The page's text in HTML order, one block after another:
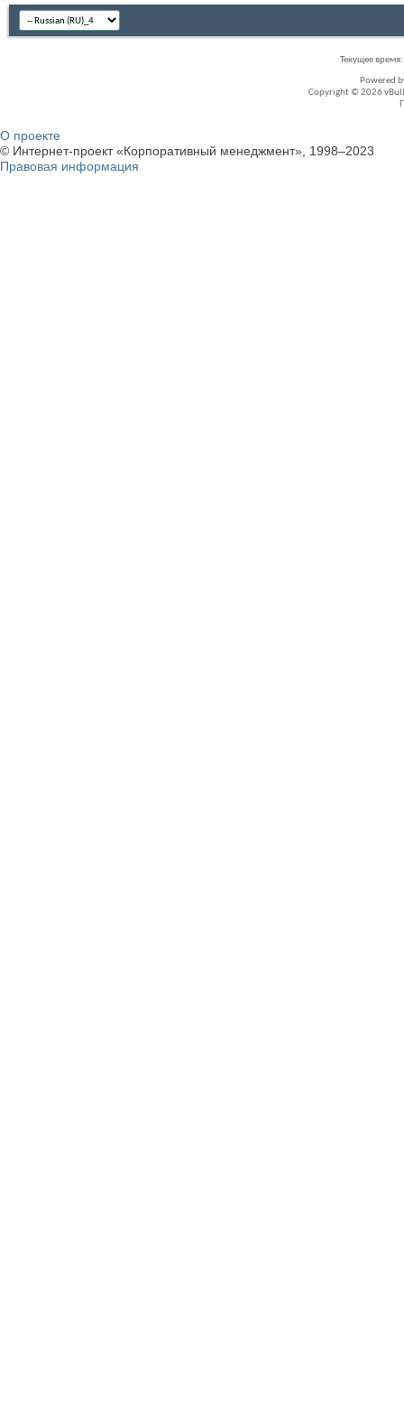
Текущее время:
Powered
Copyright © 2026
О проекте
© Интернет-проект «Корпоративный менеджмент», 1998–2023
Правовая информация